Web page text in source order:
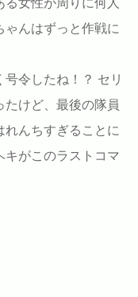
女性が周りに何人
ゃんはずっと作戦に
令したね！？ セリ
たけど、最後の隊員
んちすぎることに
キがこのラストコマ